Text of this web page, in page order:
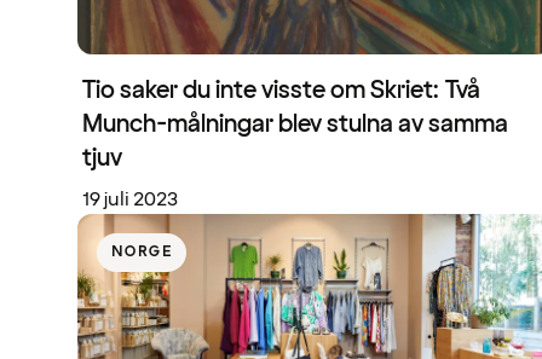
Tio saker du inte visste om Skriet: Två
Munch-målningar blev stulna av samma
tjuv
19 juli 2023
NORGE